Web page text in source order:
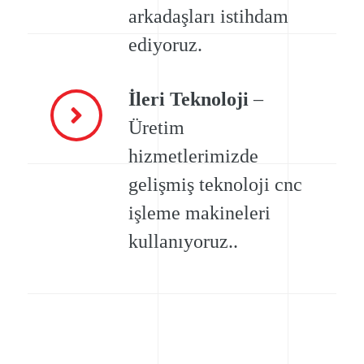
arkadaşları istihdam
ediyoruz.
İleri Teknoloji –
Üretim
hizmetlerimizde
gelişmiş teknoloji cnc
işleme makineleri
kullanıyoruz..